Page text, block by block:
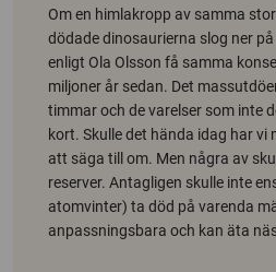
Om en himlakropp av samma
dödade dinosaurierna slog ner
enligt Ola Olsson få samma
miljoner år sedan. Det
timmar och de varelser som inte
kort. Skulle det hända idag har vi
att säga till om. Men några av
reserver. Antagligen skulle inte
atomvinter) ta död på varenda
anpassningsbara och kan äta